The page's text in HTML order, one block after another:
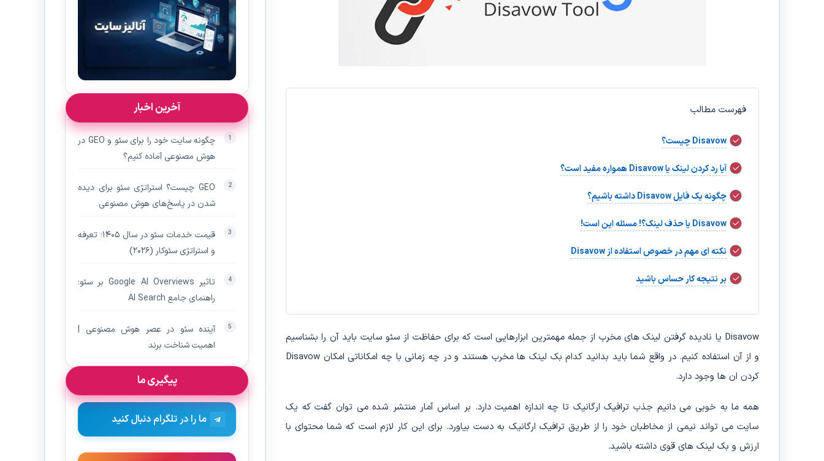
فهرست مطالب
Disavow چیست؟
آیا رد کردن لینک یا Disavow همواره مفید است؟
چگونه یک فایل Disavow داشته باشیم؟
Disavow یا حذف لینک؟! مسئله این است!
نکته ای مهم در خصوص استفاده از Disavow
بر نتیجه کار حساس باشید
Disavow یا نادیده گرفتن لینک های مخرب از جمله مهمترین ابزارهایی است که برای حفاظت از سئو سایت باید آن را بشناسیم
و از آن استفاده کنیم. در واقع شما باید بدانید کدام بک لینک ها مخرب هستند و در چه زمانی با چه امکاناتی امکان Disavow
کردن ان ها وجود دارد.
همه ما به خوبی می دانیم جذب ترافیک ارگانیک تا چه اندازه اهمیت دارد. بر اساس آمار منتشر شده می توان گفت که یک
سایت می تواند نیمی از مخاطبان خود را از طریق ترافیک ارگانیک به دست بیاورد. برای این کار لازم است که شما محتوای با
ارزش و بک لینک های قوی داشته باشید.
آخرین اخبار
چگونه سایت خود را برای سئو و GEO در
هوش مصنوعی آماده کنیم؟
GEO چیست؟ استراتژی سئو برای دیده‌
شدن در پاسخ‌های هوش مصنوعی
قیمت خدمات سئو در سال ۱۴۰۵؛ تعرفه
و استراتژی سئوکار (۲۰۲۶)
تاثیر Google AI Overviews بر سئو:
راهنمای جامع AI Search
آینده سئو در عصر هوش مصنوعی |
اهمیت شناخت برند
پیگیری ما
ما را در تلگرام دنبال کنید